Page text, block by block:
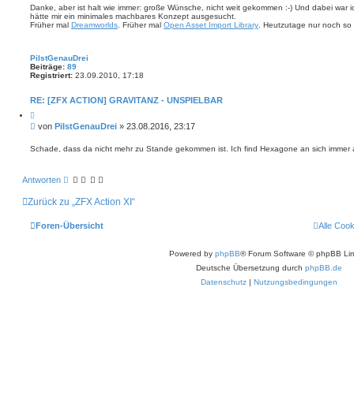
t
e
n
S
c
h
m
e
r
e
i
t
r
Danke, aber ist halt wie immer: große Wünsche, nicht weit gekommen :-) Und dabei war
hätte mir ein minimales machbares Konzept ausgesucht.
Früher mal Dreamworlds . Früher mal Open Asset Import Library . Heutzutage nur noch
PiIstGenauDrei
Beiträge: 89
Registriert: 23.09.2010, 17:18
RE: [ZFX ACTION] GRAVITANZ - UNSPIELBAR
i
t
e
B
i
a
von PiIstGenauDrei » 23.08.2016, 23:17
Schade, dass da nicht mehr zu Stande gekommen ist. Ich find Hexagone an sich immer
Antworten
Zurück zu „ZFX Action XI“
Foren-Übersicht Alle
Powered by phpBB® Forum Software © phpBB
Deutsche Übersetzung durch phpBB.de
Datenschutz | Nutzungsbedingungen